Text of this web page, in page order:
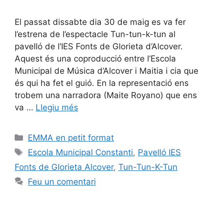
El passat dissabte dia 30 de maig es va fer
l’estrena de l’espectacle Tun-tun-k-tun al
pavelló de l’IES Fonts de Glorieta d’Alcover.
Aquest és una coproducció entre l’Escola
Municipal de Música d’Alcover i Maitia i cia que
és qui ha fet el guió. En la representació ens
trobem una narradora (Maite Royano) que ens
va … Llegiu més
EMMA en petit format
Escola Municipal Constanti, Pavelló IES
Fonts de Glorieta Alcover, Tun-Tun-K-Tun
Feu un comentari